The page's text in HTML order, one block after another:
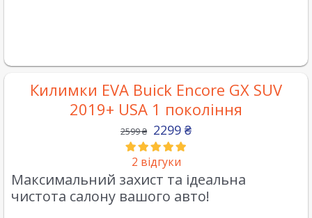
Килимки EVA Buick Encore GX SUV
2019+ USA 1 покоління
2599₴ 2299 ₴
2 відгуки
Максимальний захист та ідеальна
чистота салону вашого авто!